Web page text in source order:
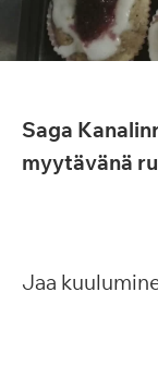
Saga
myytävänä
Jaa